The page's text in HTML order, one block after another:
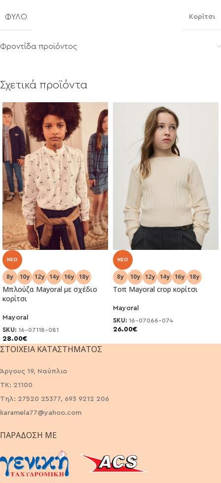
ΦΎΛΟ Κορίτσι
Φροντίδα προϊόντος
Σχετικά προϊόντα
NEO
Μπλούζα Μayoral με σχέδιο
κορίτσι
Mayoral
SKU: 16-07118-081
28.00€
NEO
Τοπ Μayoral crop κορίτσι
Mayoral
SKU: 16-07066-074
26.00€
ΣΤΟΙΧΕΊΑ ΚΑΤΑΣΤΉΜΑΤΟΣ
Άργους 19, Ναύπλιο
ΤΚ: 21100
Τηλ: 27520 25377, 693 9212 206
karamela77@yahoo.com
ΠΑΡΆΔΟΣΗ ΜΕ